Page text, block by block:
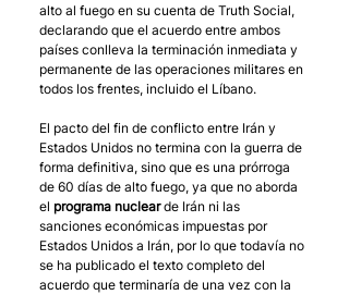
alto al fuego en su cuenta de Truth Social,
declarando que el acuerdo entre ambos
países conlleva la terminación inmediata y
permanente de las operaciones militares en
todos los frentes, incluido el Líbano.
El pacto del fin de conflicto entre Irán y
Estados Unidos no termina con la guerra de
forma definitiva, sino que es una prórroga
de 60 días de alto fuego, ya que no aborda
el programa nuclear de Irán ni las
sanciones económicas impuestas por
Estados Unidos a Irán, por lo que todavía no
se ha publicado el texto completo del
acuerdo que terminaría de una vez con la